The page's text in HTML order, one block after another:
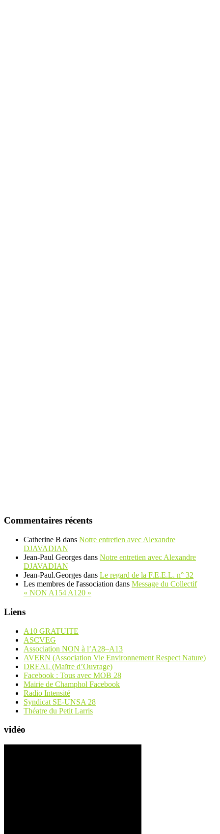
Commentaires récents
Catherine B dans Notre entretien avec Alexandre
DJAVADIAN
Jean-Paul Georges dans Notre entretien avec Alexandre
DJAVADIAN
Jean-Paul.Georges dans Le regard de la F.E.E.L. n° 32
Les membres de l'association dans Message du Collectif
« NON A154 A120 »
Liens
A10 GRATUITE
ASCVEG
Association NON à l’A28–A13
AVERN (Association Vie Environnement Respect Nature)
DREAL (Maïtre d’Ouvrage)
Facebook : Tous avec MOB 28
Mairie de Champhol Facebook
Radio Intensité
Syndicat SE-UNSA 28
Théatre du Petit Larris
vidéo